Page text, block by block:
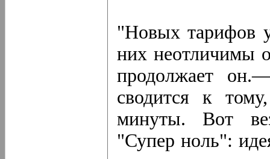
"Новых тарифов
них неотличимы
продолжает
сводится к
минуты. Вот
"Супер ноль":